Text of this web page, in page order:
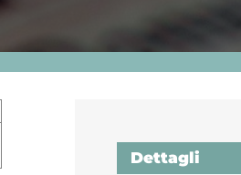
Dettagli